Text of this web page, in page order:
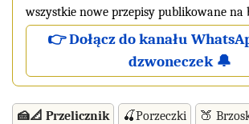
wszystkie nowe przepisy publikowane na
👉 Dołącz do kanału
dzwoneczek 🔔
🍰📐 Przelicznik 🍒Porzeczki 🍑